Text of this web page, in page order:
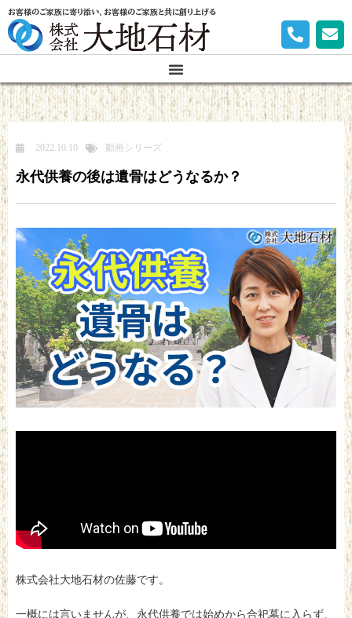
お客様のご家族に寄り添い、お客様のご家族と共に創り上げる
2022.10.10 動画シリーズ
永代供養の後は遺骨はどうなるか？
株式会社大地石材の佐藤です。
一概には言いませんが、永代供養では始めから合祀墓に入らず、